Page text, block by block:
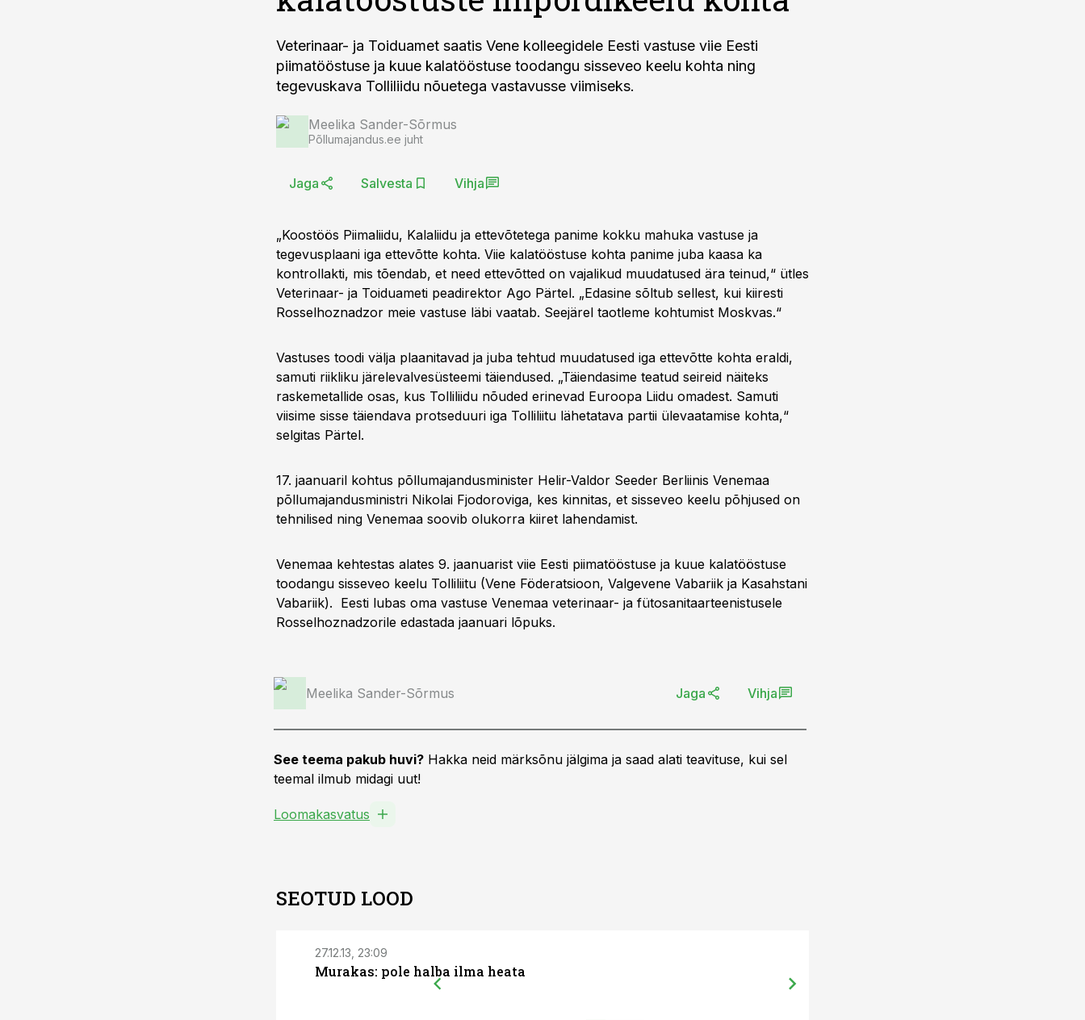
Veterinaar- ja Toiduamet saatis Vene kolleegidele Eesti vastuse viie Eesti
piimatööstuse ja kuue kalatööstuse toodangu sisseveo keelu kohta ning
tegevuskava Tolliliidu nõuetega vastavusse viimiseks.
Meelika Sander-Sõrmus
Põllumajandus.ee juht
Jaga Salvesta Vihja
„Koostöös Piimaliidu, Kalaliidu ja ettevõtetega panime kokku mahuka vastuse ja
tegevusplaani iga ettevõtte kohta. Viie kalatööstuse kohta panime juba kaasa ka
kontrollakti, mis tõendab, et need ettevõtted on vajalikud muudatused ära teinud,“ ütles
Veterinaar- ja Toiduameti peadirektor Ago Pärtel. „Edasine sõltub sellest, kui kiiresti
Rosselhoznadzor meie vastuse läbi vaatab. Seejärel taotleme kohtumist Moskvas.“
Vastuses toodi välja plaanitavad ja juba tehtud muudatused iga ettevõtte kohta eraldi,
samuti riikliku järelevalvesüsteemi täiendused. „Täiendasime teatud seireid näiteks
raskemetallide osas, kus Tolliliidu nõuded erinevad Euroopa Liidu omadest. Samuti
viisime sisse täiendava protseduuri iga Tolliliitu lähetatava partii ülevaatamise kohta,“
selgitas Pärtel.
17. jaanuaril kohtus põllumajandusminister Helir-Valdor Seeder Berliinis Venemaa
põllumajandusministri Nikolai Fjodoroviga, kes kinnitas, et sisseveo keelu põhjused on
tehnilised ning Venemaa soovib olukorra kiiret lahendamist.
Venemaa kehtestas alates 9. jaanuarist viie Eesti piimatööstuse ja kuue kalatööstuse
toodangu sisseveo keelu Tolliliitu (Vene Föderatsioon, Valgevene Vabariik ja Kasahstani
Vabariik). Eesti lubas oma vastuse Venemaa veterinaar- ja fütosanitaarteenistusele
Rosselhoznadzorile edastada jaanuari lõpuks.
Meelika Sander-Sõrmus Jaga Vihja
See teema pakub huvi? Hakka neid märksõnu jälgima ja saad alati teavituse, kui sel
teemal ilmub midagi uut!
Loomakasvatus
SEOTUD LOOD
27.12.13, 23:09
Murakas: pole halba ilma heata